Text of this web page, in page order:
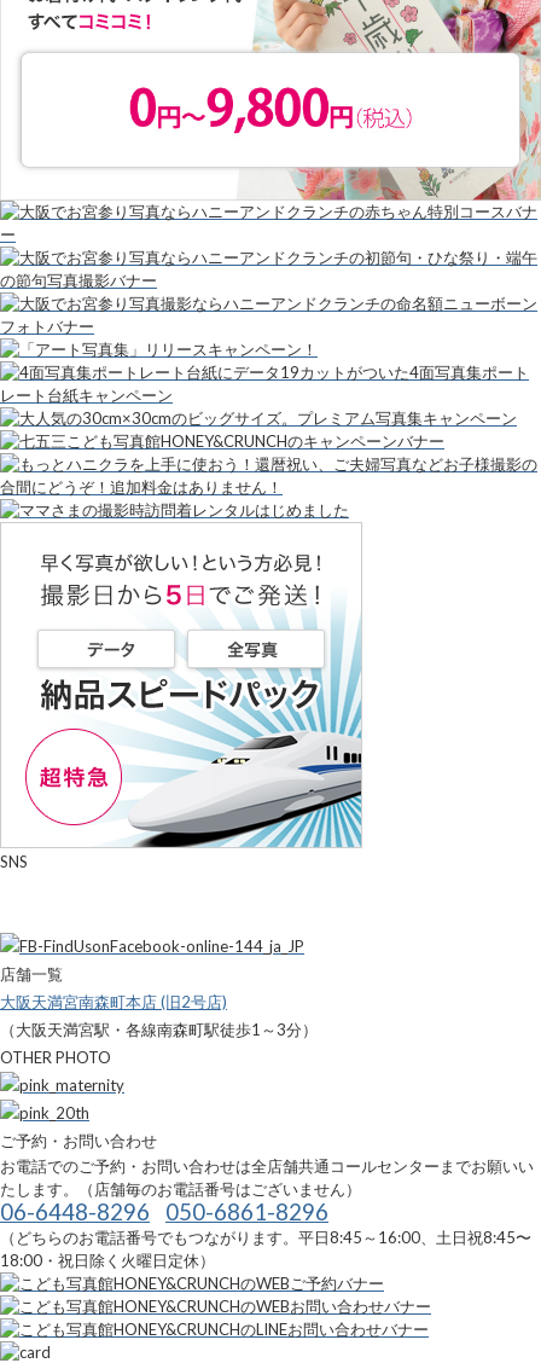
SNS
店舗一覧
大阪天満宮南森町本店 (旧2号店)
（大阪天満宮駅・各線南森町駅徒歩1～3分）
OTHER PHOTO
ご予約・お問い合わせ
お電話でのご予約・お問い合わせは全店舗共通コールセンターまでお願いい
たします。（店舗毎のお電話番号はございません）
06-6448-8296 050-6861-8296
（どちらのお電話番号でもつながります。平日8:45～16:00、土日祝8:45〜
18:00・祝日除く火曜日定休）